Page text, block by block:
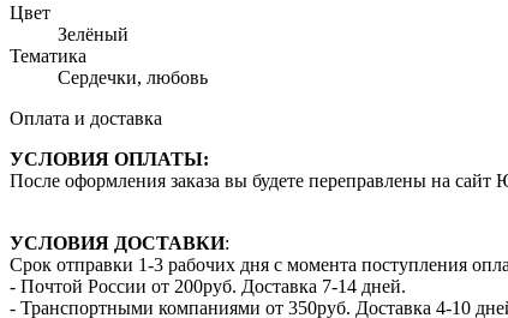
Цвет
Зелёный
Тематика
Сердечки, любовь
Оплата и доставка
УСЛОВИЯ ОПЛАТЫ:
После оформления заказа вы будете переправлены на
УСЛОВИЯ ДОСТАВКИ:
Срок отправки 1-3 рабочих дня с момента поступления
- Почтой России от 200руб. Доставка 7-14 дней.
- Транспортными компаниями от 350руб. Доставка 4-10